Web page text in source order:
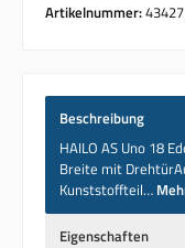
Artikelnummer:43427
Beschreibung
HAILO AS Uno 18
Breite mit
Kunststoffteil…
Eigenschaften